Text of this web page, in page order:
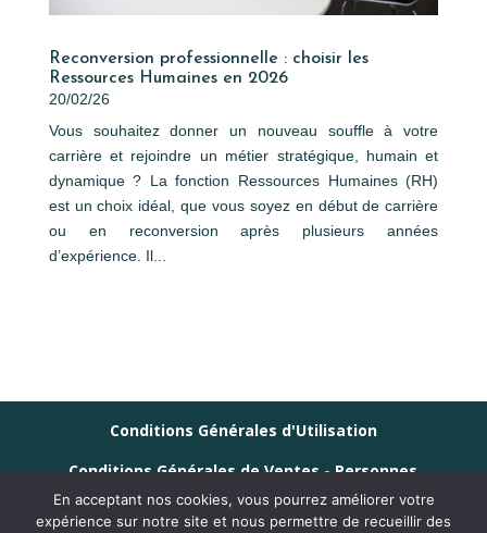
Reconversion professionnelle : choisir les
Ressources Humaines en 2026
20/02/26
Vous souhaitez donner un nouveau souffle à votre
carrière et rejoindre un métier stratégique, humain et
dynamique ? La fonction Ressources Humaines (RH)
est un choix idéal, que vous soyez en début de carrière
ou en reconversion après plusieurs années
d’expérience. Il...
Conditions Générales d'Utilisation
Conditions Générales de Ventes - Personnes
Physiques
En acceptant nos cookies, vous pourrez améliorer votre
expérience sur notre site et nous permettre de recueillir des